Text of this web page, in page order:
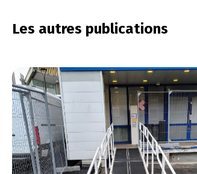
Les autres publications